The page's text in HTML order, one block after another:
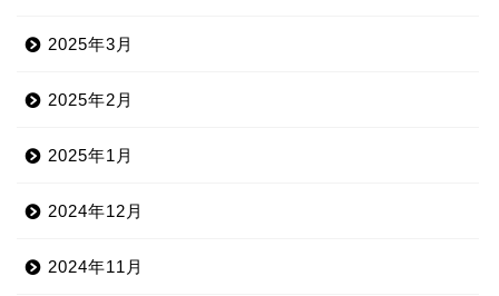
2025年3月
2025年2月
2025年1月
2024年12月
2024年11月